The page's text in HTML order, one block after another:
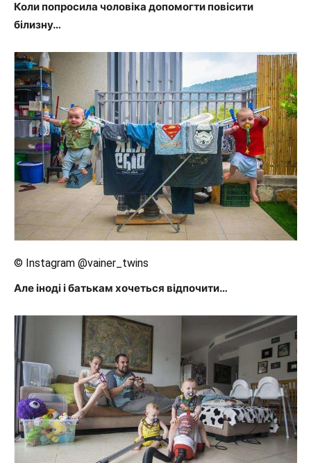
Коли попросила чоловіка допомогти повісити
білизну…
© Instagram @vainer_twins
Але іноді і батькам хочеться відпочити…